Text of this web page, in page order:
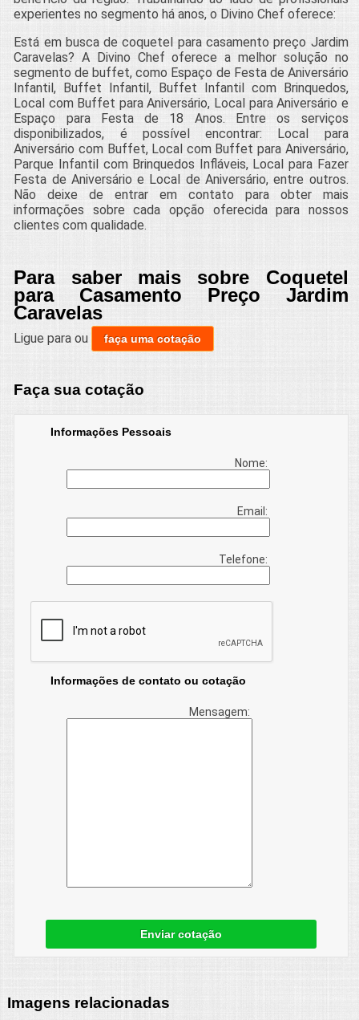
experientes no segmento há anos, o Divino Chef oferece:
Está em busca de coquetel para casamento preço Jardim
Caravelas? A Divino Chef oferece a melhor solução no
segmento de buffet, como Espaço de Festa de Aniversário
Infantil, Buffet Infantil, Buffet Infantil com Brinquedos,
Local com Buffet para Aniversário, Local para Aniversário e
Espaço para Festa de 18 Anos. Entre os serviços
disponibilizados, é possível encontrar: Local para
Aniversário com Buffet, Local com Buffet para Aniversário,
Parque Infantil com Brinquedos Infláveis, Local para Fazer
Festa de Aniversário e Local de Aniversário, entre outros.
Não deixe de entrar em contato para obter mais
informações sobre cada opção oferecida para nossos
clientes com qualidade.
Para saber mais sobre Coquetel
para Casamento Preço Jardim
Caravelas
Ligue paraou faça uma cotação
Faça sua cotação
Informações Pessoais
Nome:
Email:
Telefone:
Informações de contato ou cotação
Mensagem:
Enviar cotação
Imagens relacionadas